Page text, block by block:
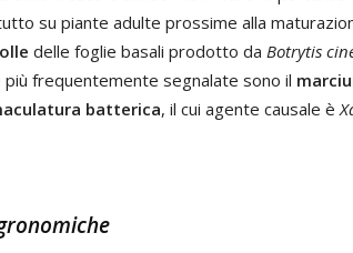
su piante adulte prossime alla
delle foglie basali prodotto da Botrytis
frequentemente segnalate sono il
batterica, il cui agente causale è